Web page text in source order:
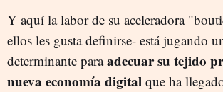
Y aquí la labor de su aceleradora
ellos les gusta definirse- está jugando
determinante paraadecuar su tejido
nueva economía digital que ha